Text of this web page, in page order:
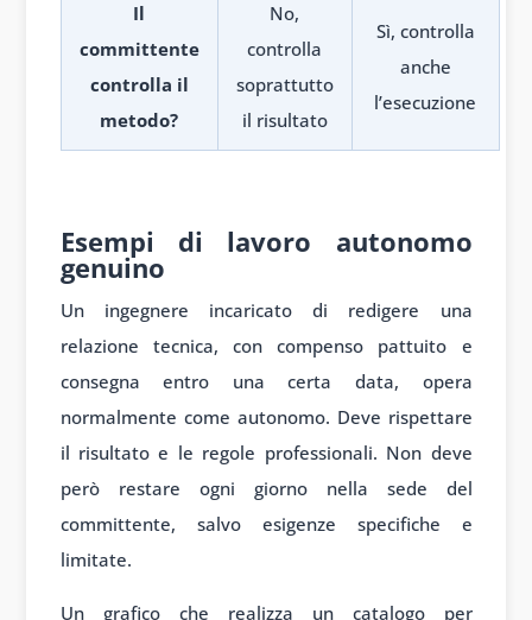
Il
committente
controlla il
metodo?
No,
controlla
soprattutto
il risultato
Sì, controlla
anche
l’esecuzione
Esempi di lavoro autonomo
genuino
Un ingegnere incaricato di redigere una
relazione tecnica, con compenso pattuito e
consegna entro una certa data, opera
normalmente come autonomo. Deve rispettare
il risultato e le regole professionali. Non deve
però restare ogni giorno nella sede del
committente, salvo esigenze specifiche e
limitate.
Un grafico che realizza un catalogo per